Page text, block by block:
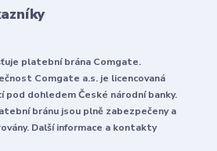
platební brána Comgate.
Comgate a.s. je licencovaná
dohledem České národní banky.
bránu jsou plně zabezpečeny a
Další informace a kontakty